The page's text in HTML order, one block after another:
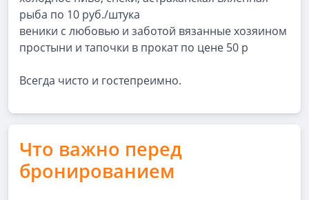
рыба по 10 руб./штука
веники с любовью и заботой вязанные хозяином
простыни и тапочки в прокат по цене 50 р
Всегда чисто и гостепреимно.
Что важно перед
бронированием